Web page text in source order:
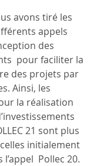
avons tiré les
appels
des
pour faciliter la
des projets par
Ainsi, les
la réalisation
21 sont plus
initialement
Pollec 20.